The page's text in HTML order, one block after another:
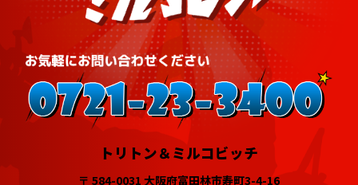
トリトン＆ミルコビッチ
〒 584-0031 大阪府富田林市寿町3-4-16